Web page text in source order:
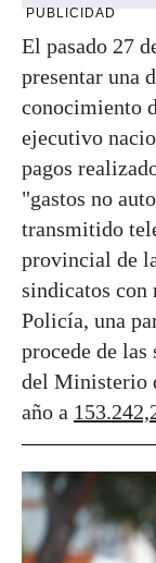
PUBLICIDAD
El pasado 27
presentar una
conocimiento
ejecutivo
pagos
"gastos no
transmitido
provincial de
sindicatos con
Policía, una
procede de
del Ministerio
año a